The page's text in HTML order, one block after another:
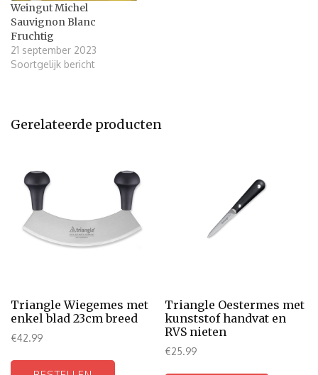
Weingut Michel
Sauvignon Blanc
Fruchtig
21 september 2023
Soortgelijk bericht
Gerelateerde producten
Triangle Wiegemes met
enkel blad 23cm breed
€42.99
Triangle Oestermes met
kunststof handvat en
RVS nieten
€25.99